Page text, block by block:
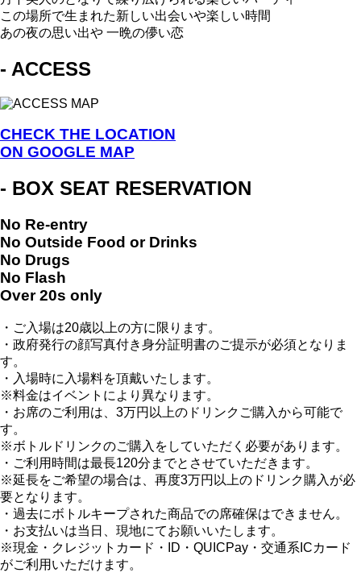
この場所で生まれた新しい出会いや楽しい時間
あの夜の思い出や 一晩の儚い恋
- ACCESS
CHECK THE LOCATION
ON GOOGLE MAP
- BOX SEAT RESERVATION
No Re-entry
No Outside Food or Drinks
No Drugs
No Flash
Over 20s only
・ご入場は20歳以上の方に限ります。
・政府発行の顔写真付き身分証明書のご提示が必須となりま
す。
・入場時に入場料を頂戴いたします。
※料金はイベントにより異なります。
・お席のご利用は、3万円以上のドリンクご購入から可能で
す。
※ボトルドリンクのご購入をしていただく必要があります。
・ご利用時間は最長120分までとさせていただきます。
※延長をご希望の場合は、再度3万円以上のドリンク購入が必
要となります。
・過去にボトルキープされた商品での席確保はできません。
・お支払いは当日、現地にてお願いいたします。
※現金・クレジットカード・ID・QUICPay・交通系ICカード
がご利用いただけます。